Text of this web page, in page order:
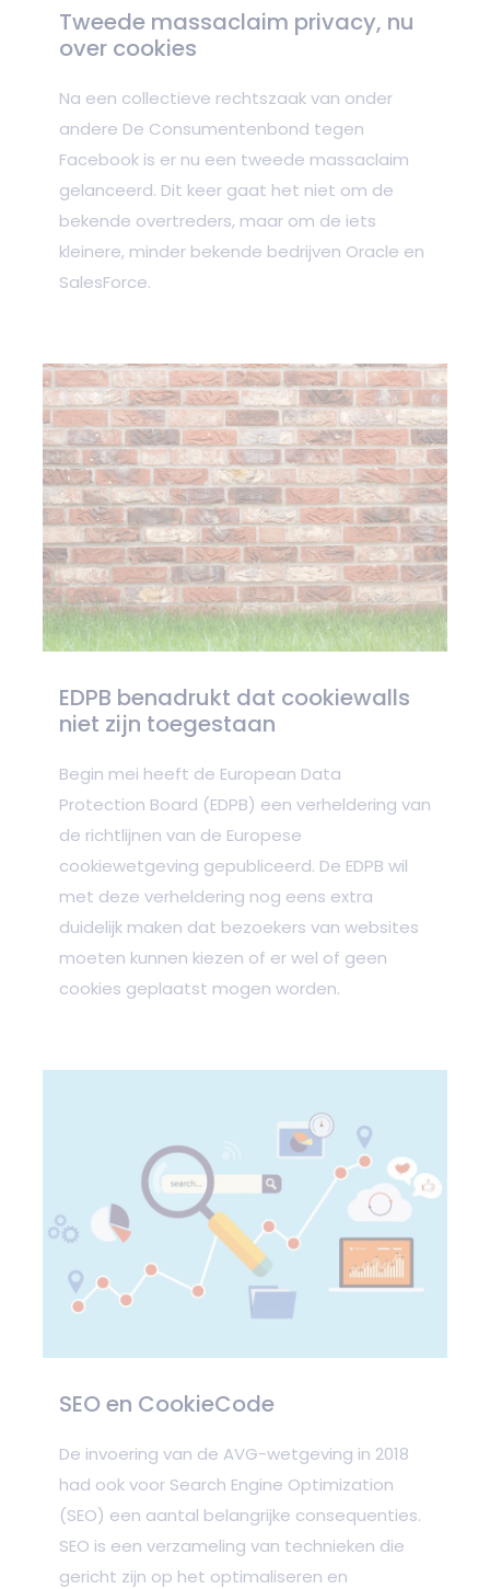
Tweede massaclaim privacy, nu
over cookies
Na een collectieve rechtszaak van onder
andere De Consumentenbond tegen
Facebook is er nu een tweede massaclaim
gelanceerd. Dit keer gaat het niet om de
bekende overtreders, maar om de iets
kleinere, minder bekende bedrijven Oracle en
SalesForce.
EDPB benadrukt dat cookiewalls
niet zijn toegestaan
Begin mei heeft de European Data
Protection Board (EDPB) een verheldering van
de richtlijnen van de Europese
cookiewetgeving gepubliceerd. De EDPB wil
met deze verheldering nog eens extra
duidelijk maken dat bezoekers van websites
moeten kunnen kiezen of er wel of geen
cookies geplaatst mogen worden.
SEO en CookieCode
De invoering van de AVG-wetgeving in 2018
had ook voor Search Engine Optimization
(SEO) een aantal belangrijke consequenties.
SEO is een verzameling van technieken die
gericht zijn op het optimaliseren en